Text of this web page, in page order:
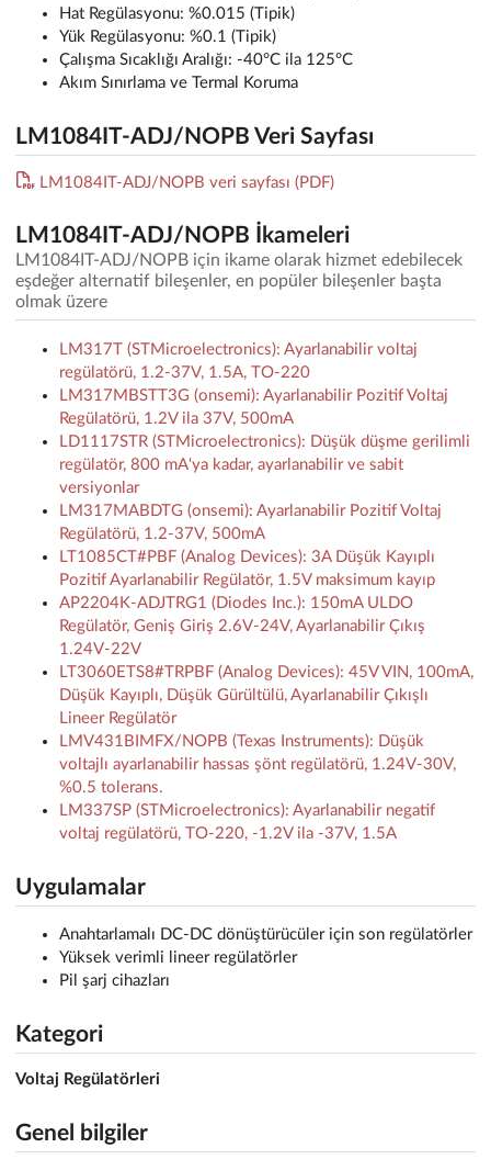
Hat Regülasyonu: %0.015 (Tipik)
Yük Regülasyonu: %0.1 (Tipik)
Çalışma Sıcaklığı Aralığı: -40°C ila 125°C
Akım Sınırlama ve Termal Koruma
LM1084IT-ADJ/NOPB Veri Sayfası
LM1084IT-ADJ/NOPB veri sayfası (PDF)
LM1084IT-ADJ/NOPB İkameleri
LM1084IT-ADJ/NOPB için ikame olarak hizmet edebilecek
eşdeğer alternatif bileşenler, en popüler bileşenler başta
olmak üzere
LM317T (STMicroelectronics): Ayarlanabilir voltaj
regülatörü, 1.2-37V, 1.5A, TO-220
LM317MBSTT3G (onsemi): Ayarlanabilir Pozitif Voltaj
Regülatörü, 1.2V ila 37V, 500mA
LD1117STR (STMicroelectronics): Düşük düşme gerilimli
regülatör, 800 mA'ya kadar, ayarlanabilir ve sabit
versiyonlar
LM317MABDTG (onsemi): Ayarlanabilir Pozitif Voltaj
Regülatörü, 1.2-37V, 500mA
LT1085CT#PBF (Analog Devices): 3A Düşük Kayıplı
Pozitif Ayarlanabilir Regülatör, 1.5V maksimum kayıp
AP2204K-ADJTRG1 (Diodes Inc.): 150mA ULDO
Regülatör, Geniş Giriş 2.6V-24V, Ayarlanabilir Çıkış
1.24V-22V
LT3060ETS8#TRPBF (Analog Devices): 45V VIN, 100mA,
Düşük Kayıplı, Düşük Gürültülü, Ayarlanabilir Çıkışlı
Lineer Regülatör
LMV431BIMFX/NOPB (Texas Instruments): Düşük
voltajlı ayarlanabilir hassas şönt regülatörü, 1.24V-30V,
%0.5 tolerans.
LM337SP (STMicroelectronics): Ayarlanabilir negatif
voltaj regülatörü, TO-220, -1.2V ila -37V, 1.5A
Uygulamalar
Anahtarlamalı DC-DC dönüştürücüler için son regülatörler
Yüksek verimli lineer regülatörler
Pil şarj cihazları
Kategori
Voltaj Regülatörleri
Genel bilgiler